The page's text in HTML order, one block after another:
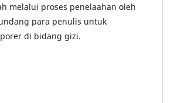
melalui proses penelaahan oleh
para penulis untuk
di bidang gizi.